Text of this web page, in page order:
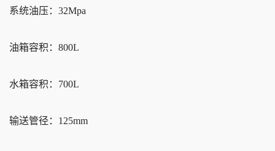
系统油压：32Mpa
油箱容积：800L
水箱容积：700L
输送管径：125mm